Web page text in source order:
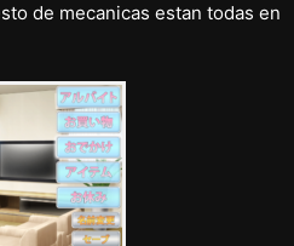
de mecanicas estan todas en